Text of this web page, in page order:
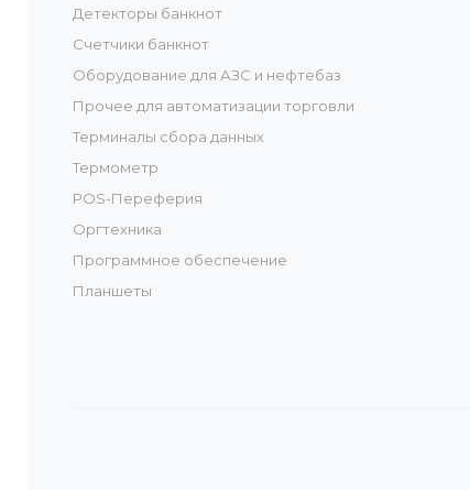
Детекторы банкнот
Счетчики банкнот
Оборудование для АЗС и нефтебаз
Прочее для автоматизации торговли
Терминалы сбора данных
Термометр
POS-Переферия
Оргтехника
Программное обеспечение
Планшеты